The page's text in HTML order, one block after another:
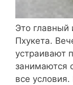
Это главный
Пхукета.
устраивают
занимаются
все